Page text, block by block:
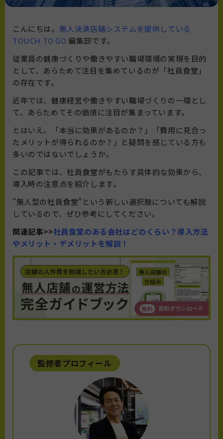
こんにちは。 無人決済店舗システムを提供している
TOUCH TO GO 編集部です。
従業員の健康づくりや働きやすい職場環境の実現を目的
として、あらためて注目を集めているのが「社員食堂」
の存在です。
近年では、健康経営や働きやすい職場づくりの一環とし
て、あらためてその価値に注目が集まっています。
とはいえ、「本当に効果があるのか？」「費用に見合っ
たメリットが得られるのか？」と疑問を感じている方も
多いのではないでしょうか。
この記事では、社員食堂がもたらす具体的な効果から、
導入時の注意点を紹介します。
”無人型の社員食堂”という新しい選択肢についても解説
しているので、ぜひ参考にしてください。
関連記事>>社員食堂のある会社はどのくらい？導入方法
やメリット・デメリットを解説！
監修者プロフィール